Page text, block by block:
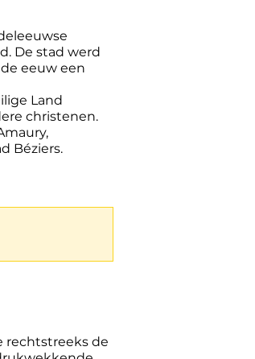
De stad werd
eeuw een
Land
christenen.
Béziers.
rechtstreeks de